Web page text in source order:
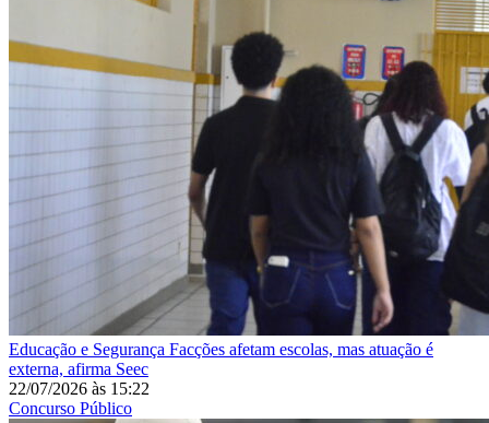
Educação e Segurança Facções afetam escolas, mas atuação é
externa, afirma Seec
22/07/2026 às 15:22
Concurso Público